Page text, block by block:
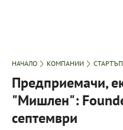
НАЧАЛО КОМПАНИИ
Предприемачи,
"Мишлен":
септември